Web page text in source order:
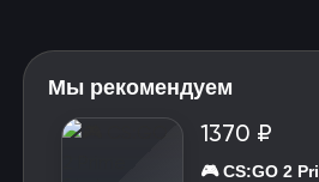
Мы рекомендуем
1370 ₽
🎮 CS:GO 2